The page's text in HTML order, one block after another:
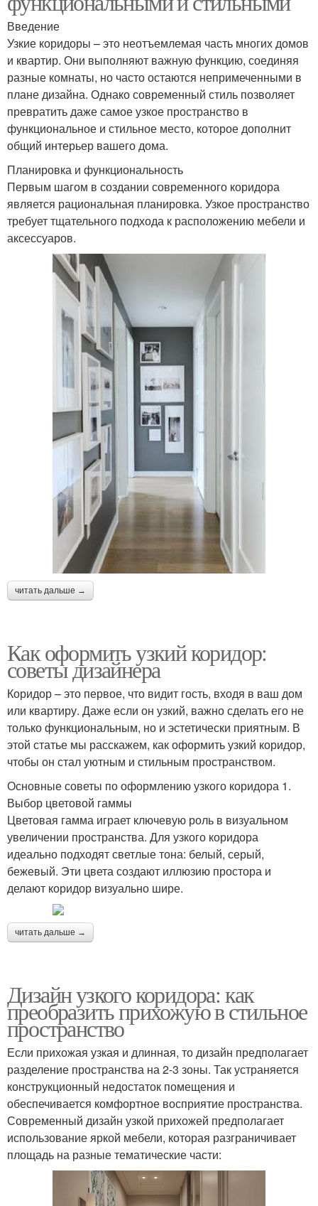
Введение
Узкие коридоры – это неотъемлемая часть многих домов
и квартир. Они выполняют важную функцию, соединяя
разные комнаты, но часто остаются непримеченными в
плане дизайна. Однако современный стиль позволяет
превратить даже самое узкое пространство в
функциональное и стильное место, которое дополнит
общий интерьер вашего дома.
Планировка и функциональность
Первым шагом в создании современного коридора
является рациональная планировка. Узкое пространство
требует тщательного подхода к расположению мебели и
аксессуаров.
читать дальше →
Как оформить узкий коридор:
советы дизайнера
Коридор – это первое, что видит гость, входя в ваш дом
или квартиру. Даже если он узкий, важно сделать его не
только функциональным, но и эстетически приятным. В
этой статье мы расскажем, как оформить узкий коридор,
чтобы он стал уютным и стильным пространством.
Основные советы по оформлению узкого коридора 1.
Выбор цветовой гаммы
Цветовая гамма играет ключевую роль в визуальном
увеличении пространства. Для узкого коридора
идеально подходят светлые тона: белый, серый,
бежевый. Эти цвета создают иллюзию простора и
делают коридор визуально шире.
читать дальше →
Дизайн узкого коридора: как
преобразить прихожую в стильное
пространство
Если прихожая узкая и длинная, то дизайн предполагает
разделение пространства на 2-3 зоны. Так устраняется
конструкционный недостаток помещения и
обеспечивается комфортное восприятие пространства.
Современный дизайн узкой прихожей предполагает
использование яркой мебели, которая разграничивает
площадь на разные тематические части: